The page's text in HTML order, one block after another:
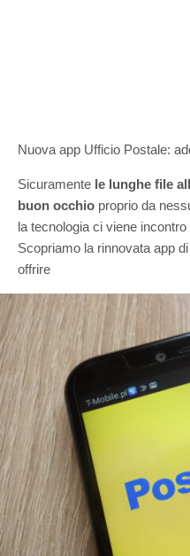
Nuova app Ufficio Postale:
Sicuramente le lunghe file
buon occhio proprio da
la tecnologia ci viene
Scopriamo la rinnovata app
offrire